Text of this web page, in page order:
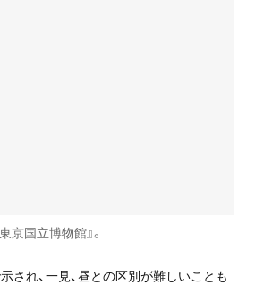
京国立博物館』。
され、一見、昼との区別が難しいことも